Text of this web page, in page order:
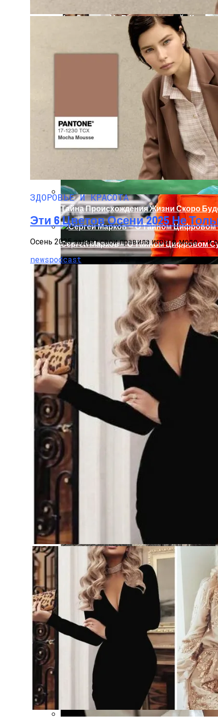
Раскрась Свой Год: Какой Цвет
Ваша Любовь К Оранжевому: Глоток
Женская Зимняя Обувь: 5 Стильных
Кто Создал «не Взламываемый» Код В
Тайна Происхождения Жизни Скоро
Сергей Марков — О Тайном Цифровом
Интересные Факты О Войнах…
Самая Известная Охота На Ведьм В
ЗДОРОВЬЕ И КРАСОТА
Эти 6 Цветов Осени 2025 Не
Осень 2025 задаёт свои правила игры в моде — и
newspodcast07.10.2025